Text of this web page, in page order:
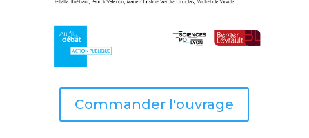
Commander l'ouvrage